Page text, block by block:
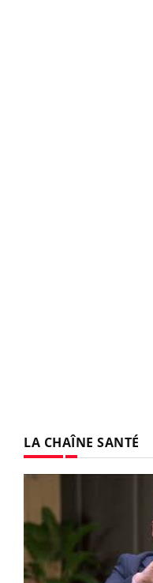
LA CHAÎNE SANTÉ